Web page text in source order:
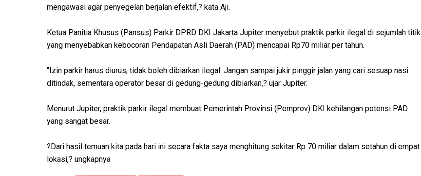
mengawasi agar penyegelan berjalan efektif,? kata Aji.
Ketua Panitia Khusus (Pansus) Parkir DPRD DKI Jakarta Jupiter menyebut praktik parkir ilegal di sejumlah titik
yang menyebabkan kebocoran Pendapatan Asli Daerah (PAD) mencapai Rp70 miliar per tahun.
"Izin parkir harus diurus, tidak boleh dibiarkan ilegal. Jangan sampai jukir pinggir jalan yang cari sesuap nasi
ditindak, sementara operator besar di gedung-gedung dibiarkan,? ujar Jupiter.
Menurut Jupiter, praktik parkir ilegal membuat Pemerintah Provinsi (Pemprov) DKI kehilangan potensi PAD
yang sangat besar.
?Dari hasil temuan kita pada hari ini secara fakta saya menghitung sekitar Rp 70 miliar dalam setahun di empat
lokasi,? ungkapnya